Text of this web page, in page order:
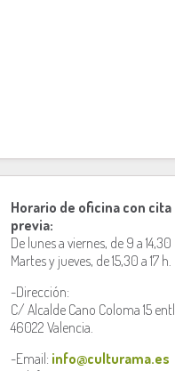
Horario de oficina con cita
previa:
De lunes a viernes, de 9 a 14,30
Martes y jueves, de 15,30 a 17 h.
-Dirección:
C/ Alcalde Cano Coloma 15
46022 Valencia.
-Email: info@culturama.es